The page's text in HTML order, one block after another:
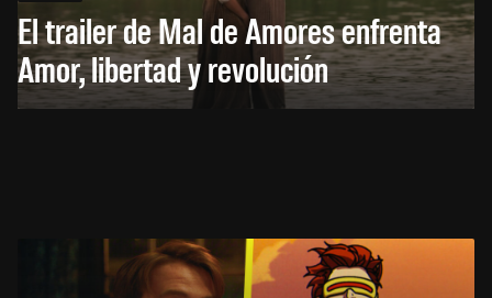
El trailer de Mal de Amores enfrenta
Amor, libertad y revolución